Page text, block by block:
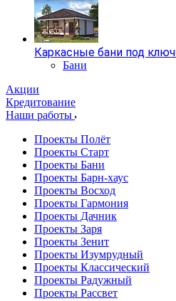
Каркасные бани под ключ
Бани
Акции
Кредитование
Наши работы
Проекты Полёт
Проекты Старт
Проекты Бани
Проекты Барн-хаус
Проекты Восход
Проекты Гармония
Проекты Дачник
Проекты Заря
Проекты Зенит
Проекты Изумрудный
Проекты Классический
Проекты Радужный
Проекты Рассвет